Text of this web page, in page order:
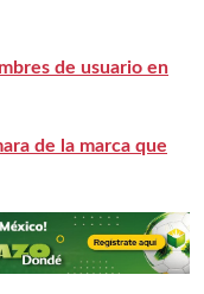
de usuario en
de la marca que